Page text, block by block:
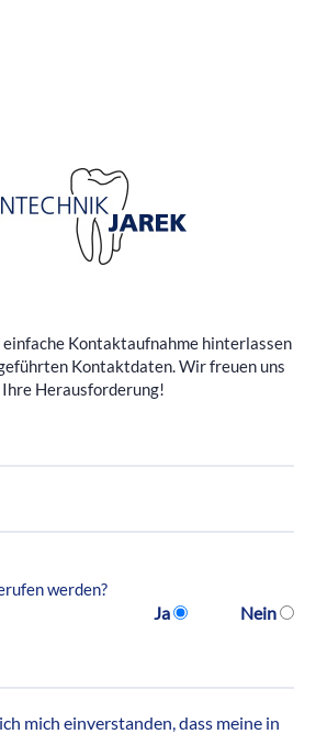
einfache Kontaktaufnahme hinterlassen
Kontaktdaten. Wir freuen uns
Herausforderung!
werden?
Ja Nein
mich einverstanden, dass meine in